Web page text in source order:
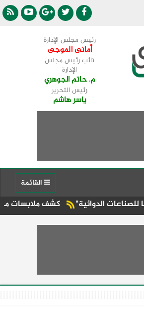
رئيس مجلس الإدارة
أمانى الموجى
نائب رئيس مجلس
الإدارة
م. حاتم الجوهري
رئيس التحرير
ياسر هاشم
كشف ملابسات منشور عن